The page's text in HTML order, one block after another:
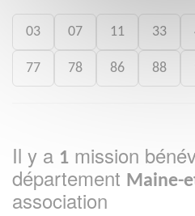
03 07 11 33
77 78 86 88
Il y a 1 mission
département Maine-
association